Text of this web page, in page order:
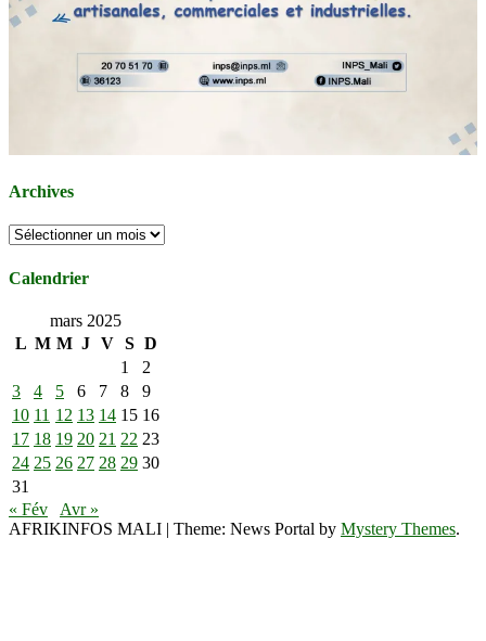
Archives
Archives
Calendrier
mars 2025
L M M J V S D
1
2
3
4 5 6 7 8
9
10 11 12 13 14 15 16
17 18 19 20 21 22 23
24 25 26 27 28 29 30
31
« Fév
Avr »
AFRIKINFOS MALI | Theme: News Portal by Mystery Themes.